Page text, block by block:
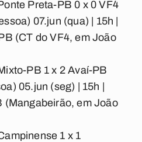
Preta-PB 0 x 0 VF4
07.jun (qua) | 15h |
(CT do VF4, em João
PB 1 x 2 Avaí-PB
05.jun (seg) | 15h |
(Mangabeirão, em João
1 x 1